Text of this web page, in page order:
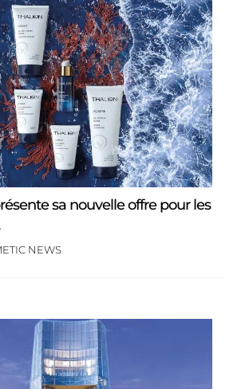
sa nouvelle offre pour les
NEWS